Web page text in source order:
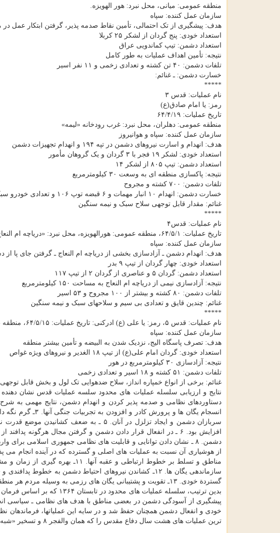
منطقه عمومی: میانی، محل نبرد: هور الهویزه.
سازمان عمل کننده: سپاه
هدف: پیشگیری از تک احتمالی، تأمین نقاط صدمه پذیر، گرفتن ابتکار عمل در
استعداد خودی: پنج گردان از لشکر ۲۵ کربلا
استعداد دشمن: تیپ کماندویی عراق
نتیجه: تأمین اهداف عملیات به طور کامل
تلفات دشمن: ۴۰ تن کشته و تعدادی زخمی و ۱۱ نفر اسیر
خسارت دشمن: ـ غنائم:
*****
نام عملیات: قدس ۳
رمز: یا امام صادق(ع)
تاریخ عملیات: ۶۴/۴/۱۹
منطقه عمومی: دهلران، محل نبرد: غرب رودخانه «لیمه»
سازمان عمل کننده: سپاه و هوانیروز
هدف: انهدام و اسارت نیروهای دشمن در تپه ۱۹۴ و انهدام تجهیزات دشمن
استعداد خودی: لشکر ۱۹ فجر با ۳ گردان و یک گروهان مأمور
استعداد دشمن: تیپ ۸۰۵ از لشکر ۱۴
نتیجه: پاکسازی منطقه ای به وسعت ۳۰ کیلومترمربع
تلفات دشمن: ۷۰۰ کشته و مجروح
خسارت دشمن: انهدام ۱۰ انبار مهمات و ۶ قبضه توپ ۱۰۶ و تعدادی خودرو سبک و سنگین
غنائم: مقدار قابل توجهی سلاح سبک و نیمه سنگین
*****
نام عملیات: قدس۴
تاریخ عملیات: ۶۴/۵/۱، منطقه عمومی: هورالهویزه، محل نبرد: «دریاچه ام النعاج»،
سازمان عمل کننده: سپاه
هدف: انهدام دشمن ـ آزادسازی بخشی از دریاچه ام النعاج ـ گرفتن جای پا از
استعداد خودی: چهار گردان از تیپ ۹ بدر
استعداد دشمن: گردان ۵ و عناصری از گردان ۲ از تیپ ۱۱۷
نتیجه: آزادسازی نیمی از دریاچه ام النعاج به مساحت ۱۵۰ کیلومترمربع
تلفات دشمن: ۸۰ کشته و بیشتر از ۱۰۰ مجروح و ۵۳ اسیر
غنائم: چندین قایق و تعدادی بی سیم و سلاحهای سبک و نیمه سنگین
*****
نام عملیات: قدس ۵، رمز: یا علی (ع) ادرکنی: تاریخ عملیات: ۶۴/۵/۱۵، منطقه عمومی: هورالهویزه: محل نبرد: پاسگاه «الیج»
سازمان عمل کننده: سپاه
هدف: تصرف پاسگاه الیج، نزدیک شدن به البیضه و تأمین بیشتر منطقه
استعداد خودی: گردان امام علی(ع) از تیپ ۱۸ الغدیر و نیروهای ویژه غواص
نتیجه: آزادسازی ۳۰ کیلومترمربع در هور
تلفات دشمن: ۵۱ کشته و ۱۸ اسیر و تعدادی زخمی
غنائم: برخی از انواع خمپاره انداز، سلاح ضدهوایی تک لول و بخش قابل
نتایج و ارزیابی سلسله عملیات های محدود سلسه عملیات قدس نشان
سربازان دشمن و ایجاد تزلزل در آنان. ۵ ـ به
مناطق و تسلط بر خطوط ارتباطی و
سازماندهی یگان ها. ۱۲ـ کشاندن نیروهای احتیاط دشمن به
گستردة خودی. ۱۳ـ تقویت و پشتیبانی یگان های رزمی به وسیله مردم هر منطقه.
بدین ترتیب، سلسله عملیات
پیشگیری از آسودگی دشمن در بعضی مناطق با هدف های نظامی ـ سیاسی
خودی و انفعال دشمن همچنان حفظ شد و در سایه این عملیاتها، فرماندهان
ترین عملیات های هشت سال دفاع مقدس را که همان والفجر ۸ و تسخیر «شبه جزیره» فاو بود را اجرا کنند.